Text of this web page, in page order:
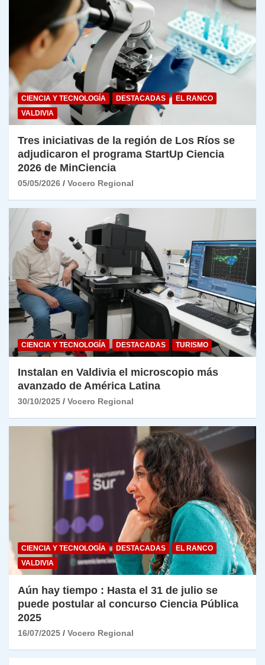
CIENCIA Y TECNOLOGÍA DESTACADAS
EL RANCO
VALDIVIA
Tres iniciativas de la región de Los Ríos se
adjudicaron el programa StartUp Ciencia
2026 de MinCiencia
05/05/2026 Vocero Regional
CIENCIA Y TECNOLOGÍA DESTACADAS TURISMO
Instalan en Valdivia el microscopio más
avanzado de América Latina
30/10/2025 Vocero Regional
CIENCIA Y TECNOLOGÍA DESTACADAS
EL RANCO
VALDIVIA
Aún hay tiempo : Hasta el 31 de julio se
puede postular al concurso Ciencia Pública
2025
16/07/2025 Vocero Regional